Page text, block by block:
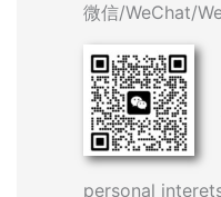
微信/WeChat/
personal